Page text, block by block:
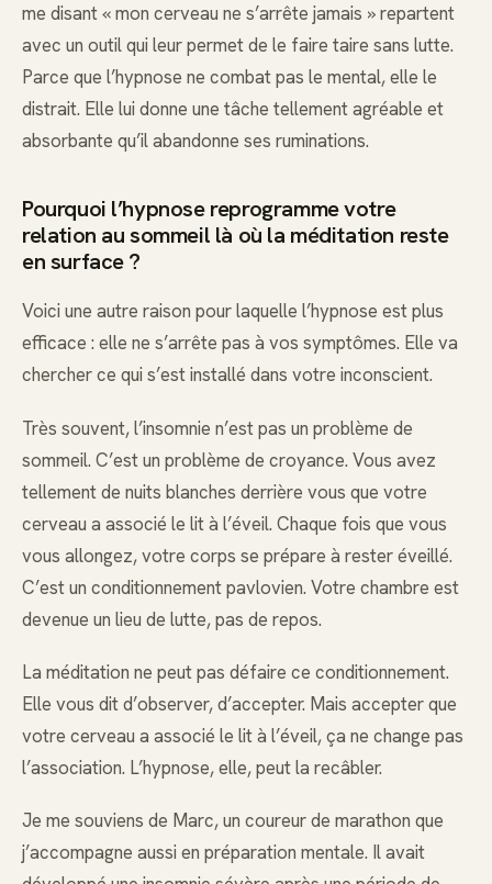
me disant « mon cerveau ne s’arrête jamais » repartent
avec un outil qui leur permet de le faire taire sans lutte.
Parce que l’hypnose ne combat pas le mental, elle le
distrait. Elle lui donne une tâche tellement agréable et
absorbante qu’il abandonne ses ruminations.
Pourquoi l’hypnose reprogramme votre
relation au sommeil là où la méditation reste
en surface ?
Voici une autre raison pour laquelle l’hypnose est plus
efficace : elle ne s’arrête pas à vos symptômes. Elle va
chercher ce qui s’est installé dans votre inconscient.
Très souvent, l’insomnie n’est pas un problème de
sommeil. C’est un problème de croyance. Vous avez
tellement de nuits blanches derrière vous que votre
cerveau a associé le lit à l’éveil. Chaque fois que vous
vous allongez, votre corps se prépare à rester éveillé.
C’est un conditionnement pavlovien. Votre chambre est
devenue un lieu de lutte, pas de repos.
La méditation ne peut pas défaire ce conditionnement.
Elle vous dit d’observer, d’accepter. Mais accepter que
votre cerveau a associé le lit à l’éveil, ça ne change pas
l’association. L’hypnose, elle, peut la recâbler.
Je me souviens de Marc, un coureur de marathon que
j’accompagne aussi en préparation mentale. Il avait